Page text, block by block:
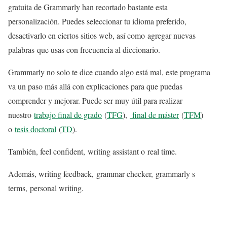
gratuita de Grammarly han recortado bastante esta
personalización. Puedes seleccionar tu idioma preferido,
desactivarlo en ciertos sitios web, así como agregar nuevas
palabras que usas con frecuencia al diccionario.
Grammarly no solo te dice cuando algo está mal, este programa
va un paso más allá con explicaciones para que puedas
comprender y mejorar. Puede ser muy útil para realizar
nuestro trabajo final de grado (TFG), final de máster(TFM)
o tesis doctoral (TD).
También, feel confident, writing assistant o real time.
Además, writing feedback, grammar checker, grammarly s
terms, personal writing.